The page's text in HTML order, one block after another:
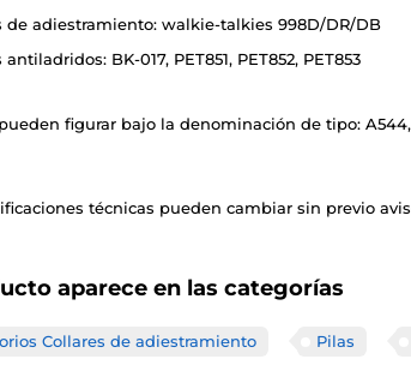
de adiestramiento: walkie-talkies 998D/DR/DB
BK-017, PET851, PET852, PET853
figurar bajo la denominación de tipo: A544,
técnicas pueden cambiar sin previo
aparece en las categorías
Collares de adiestramiento Pilas